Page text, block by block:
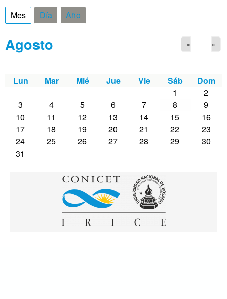
Mes (solapa activa)
Día Año
Agosto « »
Lun Mar Mié Jue Vie Sáb
Dom
1
2
3
4 5 6 7 8
9
10
11 12 13 14 15
16
17
18 19 20 21 22
23
24
25 26 27 28 29
30
31